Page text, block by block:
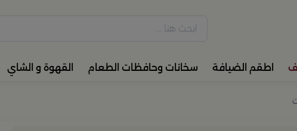
تضم ترامس القهوة والشاي،
اطقم الضيافة سخانات وحافظات الطعام القهوة و الشاي